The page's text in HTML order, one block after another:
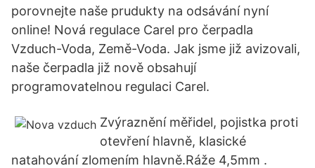
porovnejte naše prudukty na odsávání nyní
online! Nová regulace Carel pro čerpadla
Vzduch-Voda, Země-Voda. Jak jsme již avizovali,
naše čerpadla již nově obsahují
programovatelnou regulaci Carel.
Zvýraznění měřidel, pojistka proti
otevření hlavně, klasické
natahování zlomením hlavně.Ráže 4,5mm .